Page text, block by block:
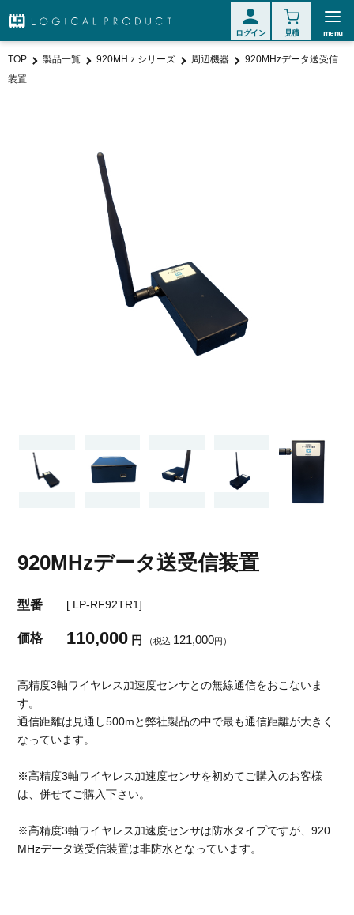
ログイン 見積 menu
TOP 製品一覧 920MHｚシリーズ 周辺機器
920MHzデータ送受信
装置
920MHzデータ送受信装置
型番 [ LP-RF92TR1]
価格 110,000 円 （税込 121,000円）
高精度3軸ワイヤレス加速度センサとの無線通信をおこないま
す。
通信距離は見通し500mと弊社製品の中で最も通信距離が大きく
なっています。
※高精度3軸ワイヤレス加速度センサを初めてご購入のお客様
は、併せてご購入下さい。
※高精度3軸ワイヤレス加速度センサは防水タイプですが、920
MHzデータ送受信装置は非防水となっています。